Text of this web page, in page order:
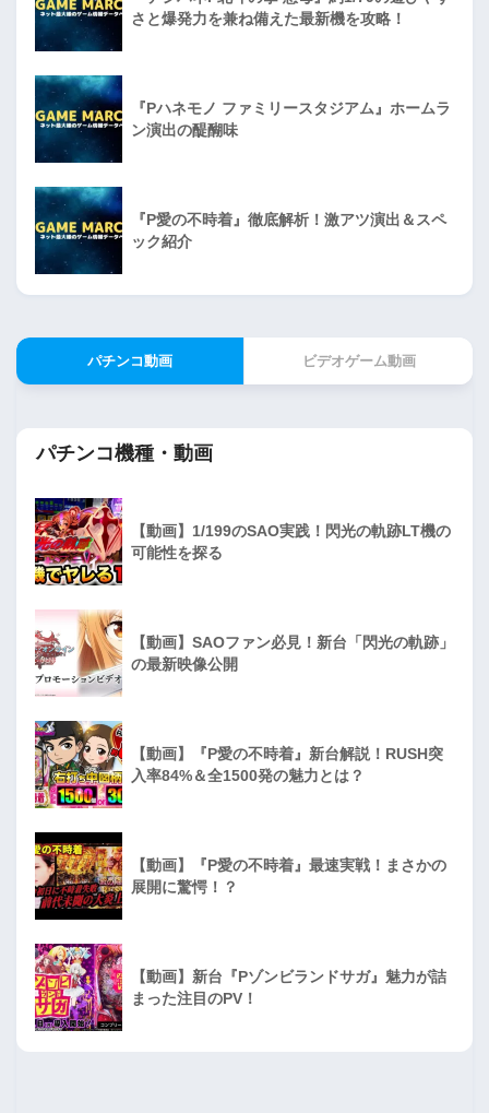
さと爆発力を兼ね備えた最新機を攻略！
『Pハネモノ ファミリースタジアム』ホームラ
ン演出の醍醐味
『P愛の不時着』徹底解析！激アツ演出＆スペ
ック紹介
パチンコ動画 ビデオゲーム動画
パチンコ機種・動画
【動画】1/199のSAO実践！閃光の軌跡LT機の
可能性を探る
【動画】SAOファン必見！新台「閃光の軌跡」
の最新映像公開
【動画】『P愛の不時着』新台解説！RUSH突
入率84%＆全1500発の魅力とは？
【動画】『P愛の不時着』最速実戦！まさかの
展開に驚愕！？
【動画】新台『Pゾンビランドサガ』魅力が詰
まった注目のPV！